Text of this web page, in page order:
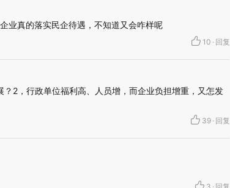
业真的落实民企待遇，不知道又会咋样呢
10 · 回复
2，行政单位福利高、人员增，而企业负担增重，又怎发
39 · 回复